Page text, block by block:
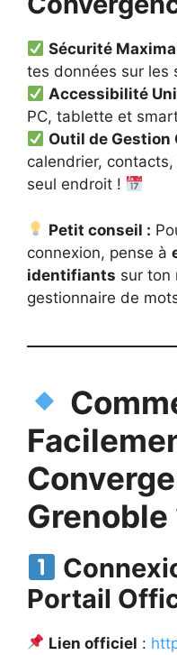
Sécurité
tes données sur les
Accessibilité
PC, tablette et
Outil de Gestion
calendrier,
seul endroit !
Petit conseil :
connexion, pense à
identifiants sur ton
gestionnaire de
Grenoble
Portail
Lien officiel :